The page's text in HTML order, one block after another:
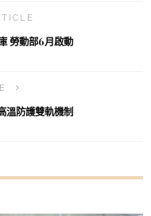
勞動部6月啟動
溫防護雙軌機制